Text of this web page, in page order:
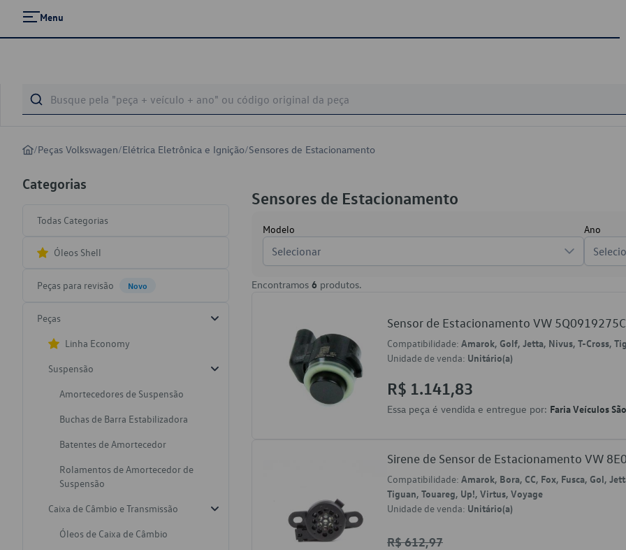
Menu
/Peças Volkswagen/Elétrica Eletrônica e Ignição/Sensores de Estacionamento
Categorias
Todas Categorias
Óleos Shell
Peças para revisão Novo
Peças
Linha Economy
Suspensão
Amortecedores de Suspensão
Buchas de Barra Estabilizadora
Batentes de Amortecedor
Rolamentos de Amortecedor de
Suspensão
Caixa de Câmbio e Transmissão
Óleos de Caixa de Câmbio
Sensores de Estacionamento
Modelo
Selecionar
Ano
Encontramos 6 produtos.
Sensor de Estacionamento VW
Compatibilidade: Amarok, Golf, Jetta, Nivus, T-Cross,
Unidade de venda: Unitário(a)
R$ 1.141,83
Essa peça é vendida e entregue por: Faria Veículos
Sirene de Sensor de Estacionamento VW
Compatibilidade: Amarok, Bora, CC, Fox, Fusca, Gol,
Tiguan, Touareg, Up!, Virtus, Voyage
Unidade de venda: Unitário(a)
R$ 612,97